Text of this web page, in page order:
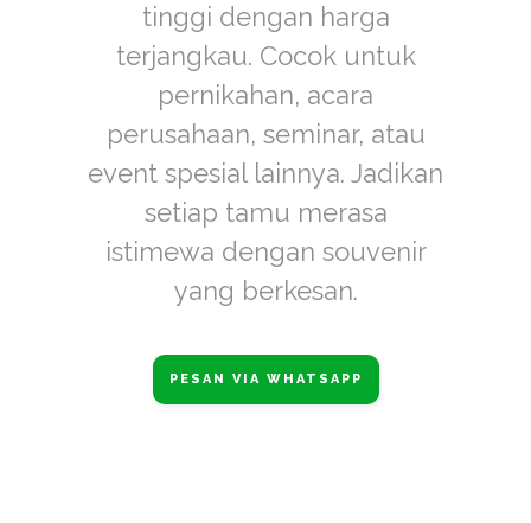
tinggi dengan harga
terjangkau. Cocok untuk
pernikahan, acara
perusahaan, seminar, atau
event spesial lainnya. Jadikan
setiap tamu merasa
istimewa dengan souvenir
yang berkesan.
PESAN VIA WHATSAPP